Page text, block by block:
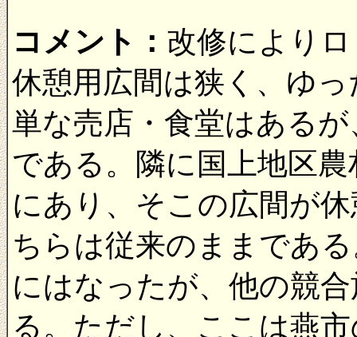
コメント： 改修により
休憩用広間は狭く、ゆ
単な売店・食堂はある
である。隣に国上地区
にあり、そこの広間が
ちらは従来のままであ
にはなったが、他の競
る。ただし、ここは燕